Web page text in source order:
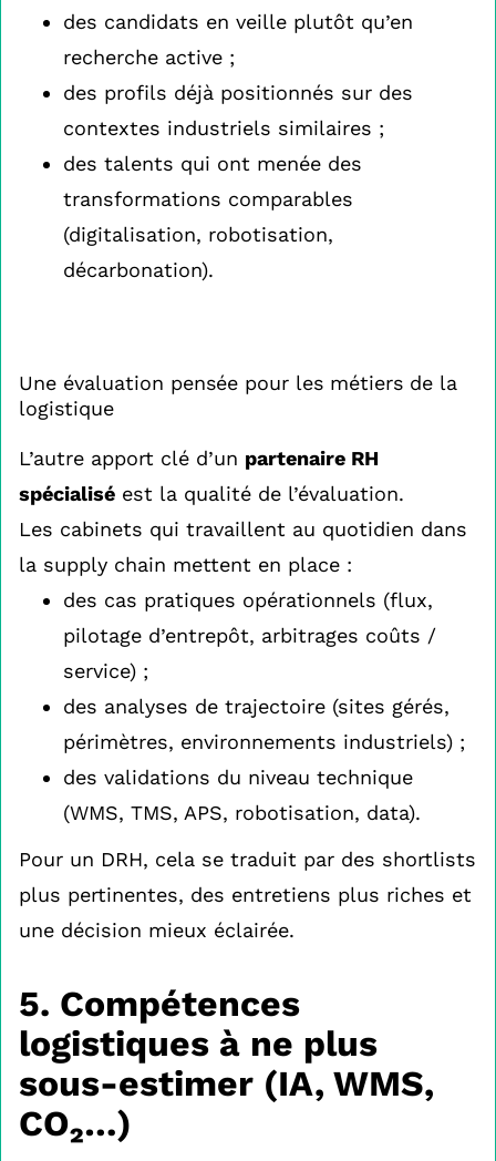
des candidats en veille plutôt qu’en
recherche active ;
des profils déjà positionnés sur des
contextes industriels similaires ;
des talents qui ont menée des
transformations comparables
(digitalisation, robotisation,
décarbonation).
Une évaluation pensée pour les métiers de la
logistique
L’autre apport clé d’un partenaire RH
spécialisé est la qualité de l’évaluation.
Les cabinets qui travaillent au quotidien dans
la supply chain mettent en place :
des cas pratiques opérationnels (flux,
pilotage d’entrepôt, arbitrages coûts /
service) ;
des analyses de trajectoire (sites gérés,
périmètres, environnements industriels) ;
des validations du niveau technique
(WMS, TMS, APS, robotisation, data).
Pour un DRH, cela se traduit par des shortlists
plus pertinentes, des entretiens plus riches et
une décision mieux éclairée.
5. Compétences
logistiques à ne plus
sous-estimer (IA, WMS,
CO₂…)